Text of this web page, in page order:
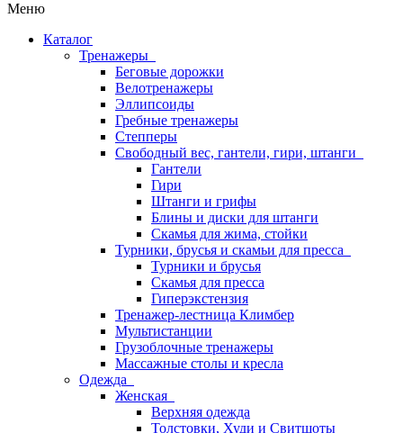
Меню
Каталог
Тренажеры
Беговые дорожки
Велотренажеры
Эллипсоиды
Гребные тренажеры
Степперы
Свободный вес, гантели, гири, штанги
Гантели
Гири
Штанги и грифы
Блины и диски для штанги
Скамья для жима, стойки
Турники, брусья и скамьи для пресса
Турники и брусья
Скамья для пресса
Гиперэкстензия
Тренажер-лестница Климбер
Мультистанции
Грузоблочные тренажеры
Массажные столы и кресла
Одежда
Женская
Верхняя одежда
Толстовки, Худи и Свитшоты